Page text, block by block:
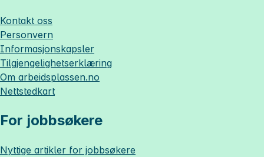
Kontakt oss
Personvern
Informasjonskapsler
Tilgjengelighetserklæring
Om arbeidsplassen.no
Nettstedkart
For jobbsøkere
Nyttige artikler for jobbsøkere